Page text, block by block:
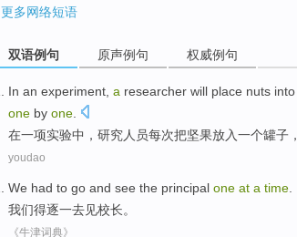
更多网络短语
双语例句 原声例句 权威例句
In an experiment a researcher will place nuts into
one by one
在一项实验中 ， 研究人员每次把坚果放入一个罐子，
youdao
We had to go and see the principal one at a time.
我们得逐一去见校长。
《牛津词典》